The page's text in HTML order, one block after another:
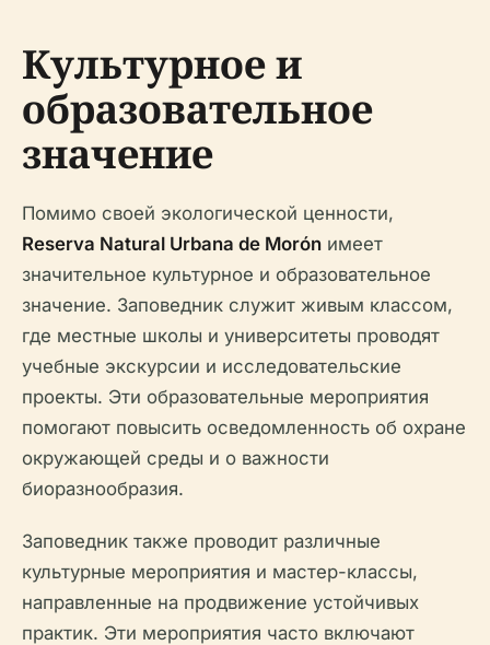
Культурное и
образовательное
значение
Помимо своей экологической ценности,
Reserva Natural Urbana de Morón имеет
значительное культурное и образовательное
значение. Заповедник служит живым классом,
где местные школы и университеты проводят
учебные экскурсии и исследовательские
проекты. Эти образовательные мероприятия
помогают повысить осведомленность об охране
окружающей среды и о важности
биоразнообразия.
Заповедник также проводит различные
культурные мероприятия и мастер-классы,
направленные на продвижение устойчивых
практик. Эти мероприятия часто включают